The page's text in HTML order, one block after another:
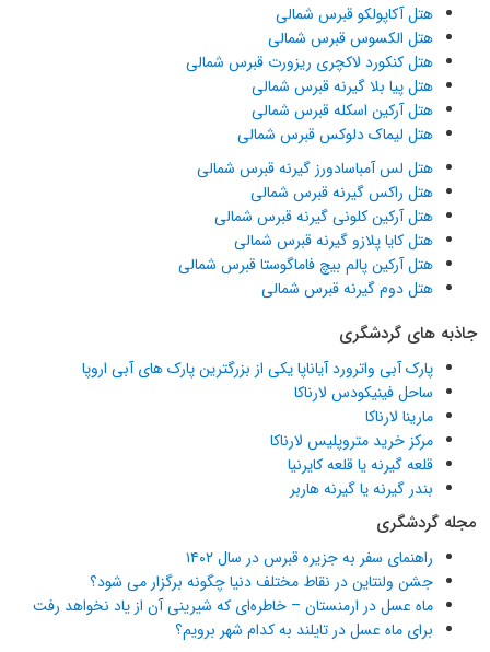
هتل آکاپولکو قبرس شمالی
هتل الکسوس قبرس شمالی
هتل کنکورد لاکچری ریزورت قبرس شمالی
هتل پیا بلا گیرنه قبرس شمالی
هتل آرکین اسکله قبرس شمالی
هتل لیماک دلوکس قبرس شمالی
هتل لس آمباسادورز گیرنه قبرس شمالی
هتل راکس گیرنه قبرس شمالی
هتل آرکین کلونی گیرنه قبرس شمالی
هتل کایا پلازو گیرنه قبرس شمالی
هتل آرکین پالم بیچ فاماگوستا قبرس شمالی
هتل دوم گیرنه قبرس شمالی
جاذبه های گردشگری
پارک آبی واترورد آیاناپا یکی از بزرگترین پارک های آبی اروپا
ساحل فینیکودس لارناکا
مارینا لارناکا
مرکز خرید متروپلیس لارناکا
قلعه گیرنه یا قلعه کایرنیا
بندر گیرنه یا گیرنه هاربر
مجله گردشگری
راهنمای سفر به جزیره قبرس در سال ۱۴۰۲
جشن ولنتاین در نقاط مختلف دنیا چگونه برگزار می شود؟
ماه عسل در ارمنستان – خاطره‌ای که شیرینی آن از یاد نخواهد رفت
برای ماه عسل در تایلند به کدام شهر برویم؟